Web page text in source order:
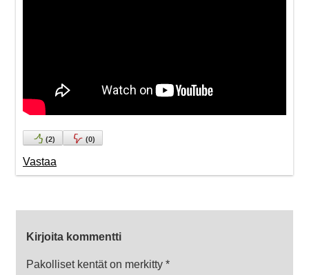
(2) (0)
Vastaa
Kirjoita kommentti
Pakolliset kentät on merkitty *